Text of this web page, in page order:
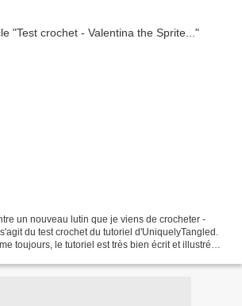
un nouveau lutin que je viens de crocheter -
du test crochet du tutoriel d'UniquelyTangled.
toujours, le tutoriel est très bien écrit et illustré